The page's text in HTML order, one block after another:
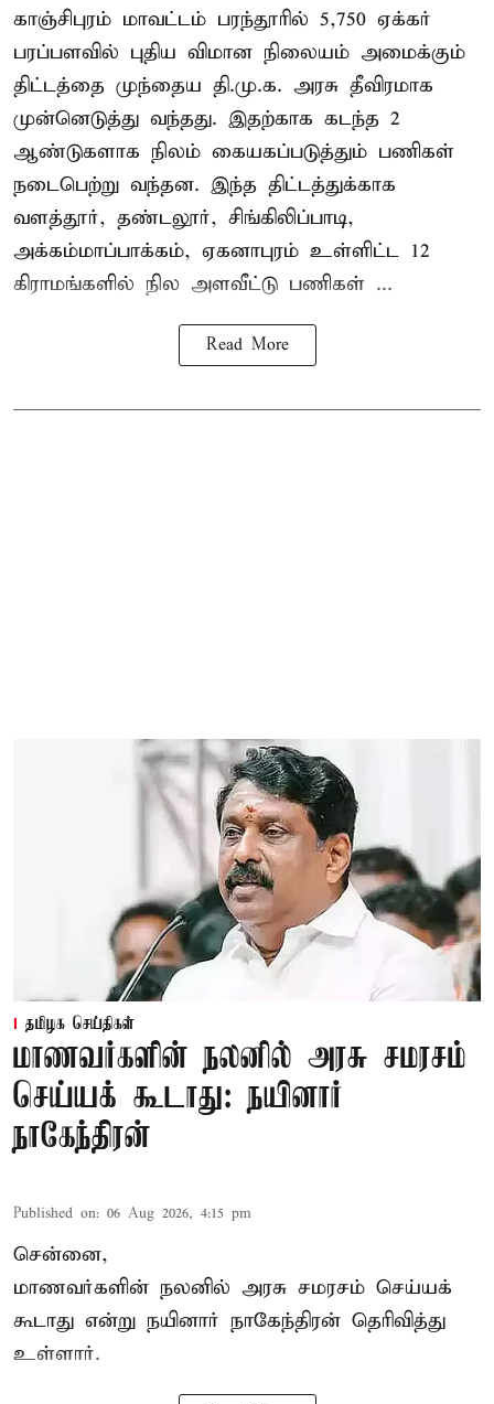
காஞ்சிபுரம் மாவட்டம் பரந்தூரில் 5,750 ஏக்கர்
பரப்பளவில் புதிய விமான நிலையம் அமைக்கும்
திட்டத்தை முந்தைய தி.மு.க. அரசு தீவிரமாக
முன்னெடுத்து வந்தது. இதற்காக கடந்த 2
ஆண்டுகளாக நிலம் கையகப்படுத்தும் பணிகள்
நடைபெற்று வந்தன. இந்த திட்டத்துக்காக
வளத்தூர், தண்டலூர், சிங்கிலிப்பாடி,
அக்கம்மாப்பாக்கம், ஏகனாபுரம் உள்ளிட்ட 12
கிராமங்களில் நில அளவீட்டு பணிகள் ...
Read More
தமிழக செய்திகள்
மாணவர்களின் நலனில் அரசு சமரசம்
செய்யக் கூடாது: நயினார்
நாகேந்திரன்
Published on: 06 Aug 2026, 4:15 pm
சென்னை,
மாணவர்களின் நலனில் அரசு சமரசம் செய்யக்
கூடாது என்று நயினார் நாகேந்திரன் தெரிவித்து
உள்ளார்.